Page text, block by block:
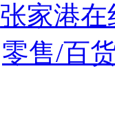
张家港
零售/百